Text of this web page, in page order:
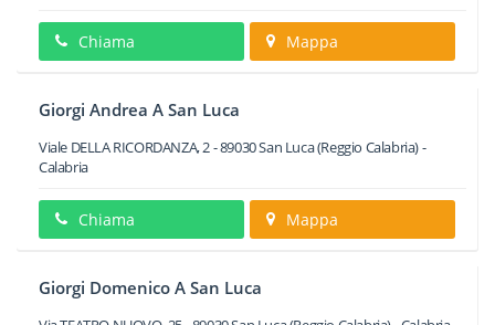
Chiama Mappa
Giorgi Andrea A San Luca
Viale DELLA RICORDANZA, 2-89030San Luca(Reggio Calabria) -
Calabria
Chiama Mappa
Giorgi Domenico A San Luca